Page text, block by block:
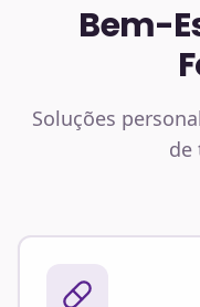
Bem-
Soluções
de